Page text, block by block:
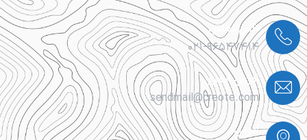
تلفن تماس
۰۲۱-۹۶۵۴۷۴۱۴
آدرس ایمیل
sendmail@creote.com
آدرس